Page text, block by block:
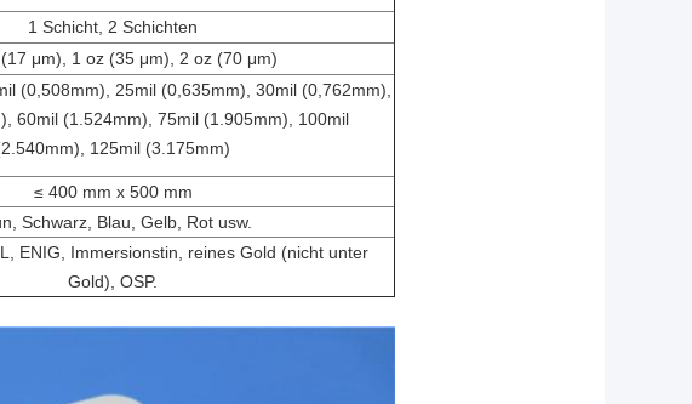
1 Schicht, 2 Schichten
μm), 1 oz (35 μm), 2 oz (70 μm)
(0,508mm), 25mil (0,635mm), 30mil (0,762mm),
60mil (1.524mm), 75mil (1.905mm), 100mil
125mil (3.175mm)
≤ 400 mm x 500 mm
Schwarz, Blau, Gelb, Rot usw.
ENIG, Immersionstin, reines Gold (nicht unter
Gold), OSP.